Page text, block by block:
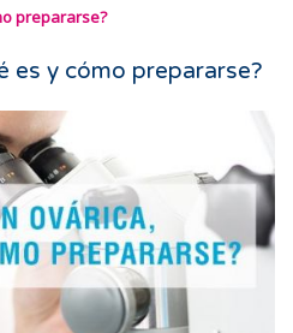
prepararse?
es y cómo prepararse?